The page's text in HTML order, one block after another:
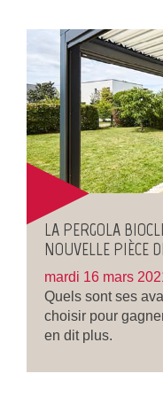
LA PERGOLA
NOUVELLE PIÈCE
mardi 16 mars
Quels sont ses
choisir pour
en dit plus.